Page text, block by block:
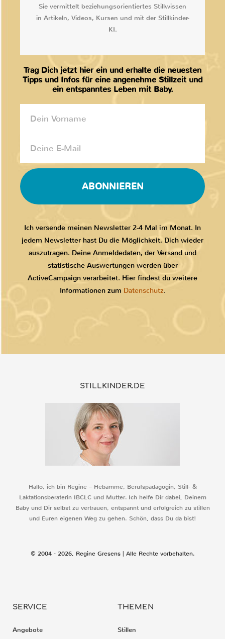
Sie vermittelt beziehungsorientiertes Stillwissen
in Artikeln, Videos, Kursen und mit der Stillkinder-
KI.
Trag Dich jetzt hier ein und erhalte die neuesten
Tipps und Infos für eine angenehme Stillzeit und
ein entspanntes Leben mit Baby.
ABONNIEREN
Ich versende meinen Newsletter 2-4 Mal im Monat. In
jedem Newsletter hast Du die Möglichkeit, Dich wieder
auszutragen. Deine Anmeldedaten, der Versand und
statistische Auswertungen werden über
ActiveCampaign verarbeitet. Hier findest du weitere
Informationen zum Datenschutz.
STILLKINDER.DE
Hallo, ich bin Regine – Hebamme, Berufspädagogin, Still- &
Laktationsberaterin IBCLC und Mutter. Ich helfe Dir dabei, Deinem
Baby und Dir selbst zu vertrauen, entspannt und erfolgreich zu stillen
und Euren eigenen Weg zu gehen. Schön, dass Du da bist!
© 2004 - 2026, Regine Gresens | Alle Rechte vorbehalten.
SERVICE
Angebote
THEMEN
Stillen